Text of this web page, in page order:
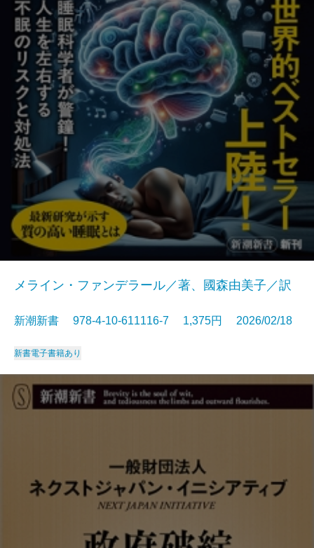
メライン・ファンデラール／著、國森由美子／訳
新潮新書 978-4-10-611116-7 1,375円 2026/02/18
新書電子書籍あり